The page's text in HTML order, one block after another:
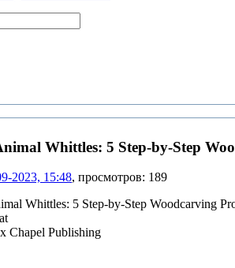
Whittles: 5 Step-by-Step
2023, 15:48, просмотров: 189
Chapel Publishing